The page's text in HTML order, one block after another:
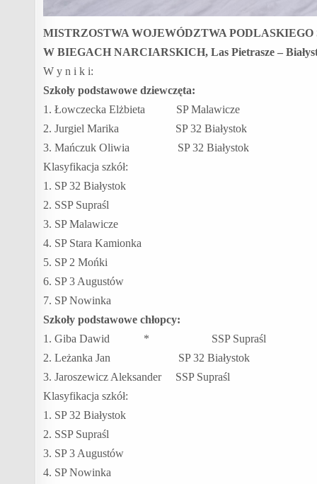
MISTRZOSTWA WOJEWÓDZTWA PODLASKIEGO
W BIEGACH NARCIARSKICH, Las Pietrasze –
W y n i k i:
Szkoły podstawowe dziewczęta:
1. Łowczecka Elżbieta SP Malawicze
2. Jurgiel Marika SP 32 Białystok
3. Mańczuk Oliwia SP 32 Białystok
Klasyfikacja szkół:
1. SP 32 Białystok
2. SSP Supraśl
3. SP Malawicze
4. SP Stara Kamionka
5. SP 2 Mońki
6. SP 3 Augustów
7. SP Nowinka
Szkoły podstawowe chłopcy:
1. Giba Dawid * SSP Supraśl
2. Leżanka Jan SP 32 Białystok
3. Jaroszewicz Aleksander SSP Supraśl
Klasyfikacja szkół:
1. SP 32 Białystok
2. SSP Supraśl
3. SP 3 Augustów
4. SP Nowinka